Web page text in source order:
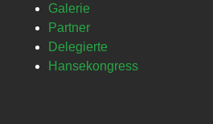
Galerie
Partner
Delegierte
Hansekongress